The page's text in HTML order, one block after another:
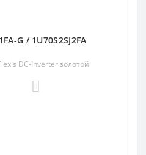
G / 1U70S2SJ2FA
DC-Inverter золотой